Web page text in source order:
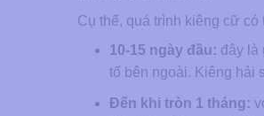
Cụ thể, quá trình kiêng cữ có
10-15 ngày đầu: đây là
tố bên ngoài. Kiêng hải
Đến khi tròn 1 tháng: